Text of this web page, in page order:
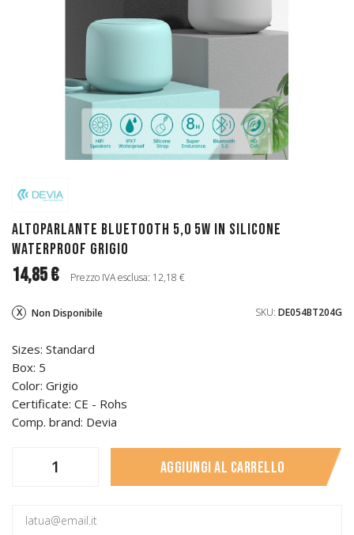
Altoparlante Bluetooth 5,0 5W in silicone
Waterproof Grigio
14,85 € Prezzo IVA esclusa: 12,18 €
Non Disponibile SKU: DE054BT204G
Sizes: Standard
Box: 5
Color: Grigio
Certificate: CE - Rohs
Comp. brand: Devia
Aggiungi al carrello